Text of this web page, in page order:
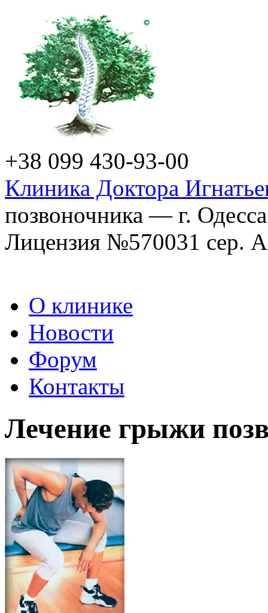
+38 099 430-93-00
Клиника Доктора
позвоночника — г. Одесса
Лицензия №570031 сер.
О клинике
Новости
Форум
Контакты
Лечение грыжи